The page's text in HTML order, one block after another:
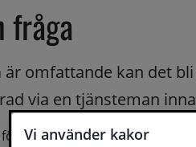
Vi använder kakor
fråga
är omfattande kan det
via en tjänsteman
att du ska få hjälp och svar